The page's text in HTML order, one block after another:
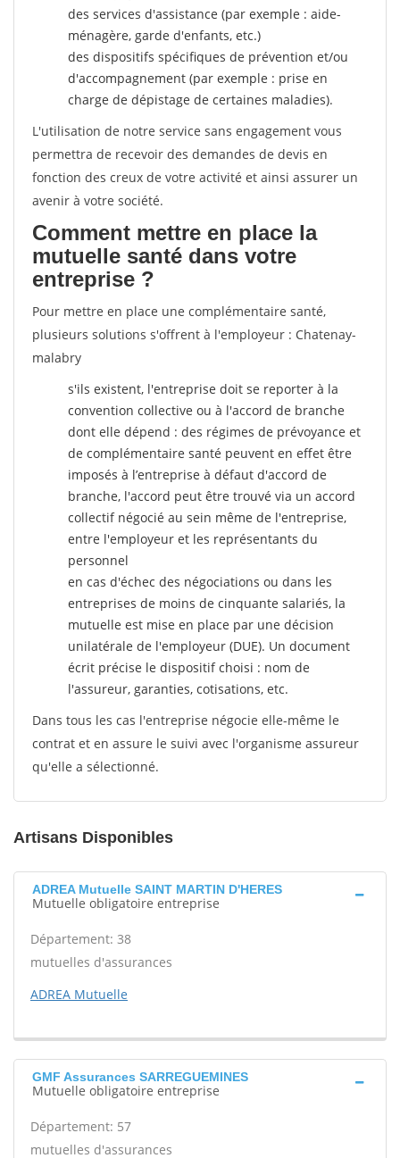
des services d'assistance (par exemple : aide-
ménagère, garde d'enfants, etc.)
des dispositifs spécifiques de prévention et/ou
d'accompagnement (par exemple : prise en
charge de dépistage de certaines maladies).
L'utilisation de notre service sans engagement vous
permettra de recevoir des demandes de devis en
fonction des creux de votre activité et ainsi assurer un
avenir à votre société.
Comment mettre en place la
mutuelle santé dans votre
entreprise ?
Pour mettre en place une complémentaire santé,
plusieurs solutions s'offrent à l'employeur : Chatenay-
malabry
s'ils existent, l'entreprise doit se reporter à la
convention collective ou à l'accord de branche
dont elle dépend : des régimes de prévoyance et
de complémentaire santé peuvent en effet être
imposés à l’entreprise à défaut d'accord de
branche, l'accord peut être trouvé via un accord
collectif négocié au sein même de l'entreprise,
entre l'employeur et les représentants du
personnel
en cas d'échec des négociations ou dans les
entreprises de moins de cinquante salariés, la
mutuelle est mise en place par une décision
unilatérale de l'employeur (DUE). Un document
écrit précise le dispositif choisi : nom de
l'assureur, garanties, cotisations, etc.
Dans tous les cas l'entreprise négocie elle-même le
contrat et en assure le suivi avec l'organisme assureur
qu'elle a sélectionné.
Artisans Disponibles
ADREA Mutuelle SAINT MARTIN D'HERES
Mutuelle obligatoire entreprise
Département: 38
mutuelles d'assurances
ADREA Mutuelle
GMF Assurances SARREGUEMINES
Mutuelle obligatoire entreprise
Département: 57
mutuelles d'assurances